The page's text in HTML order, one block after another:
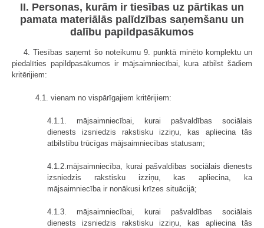
II. Personas, kurām ir tiesības uz pārtikas un
pamata materiālās palīdzības saņemšanu un
dalību papildpasākumos
4. Tiesības saņemt šo noteikumu 9. punktā minēto komplektu un
piedalīties papildpasākumos ir mājsaimniecībai, kura atbilst šādiem
kritērijiem:
4.1. vienam no vispārīgajiem kritērijiem:
4.1.1. mājsaimniecībai, kurai pašvaldības sociālais
dienests izsniedzis rakstisku izziņu, kas apliecina tās
atbilstību trūcīgas mājsaimniecības statusam;
4.1.2.mājsaimniecība, kurai pašvaldības sociālais dienests
izsniedzis rakstisku izziņu, kas apliecina, ka
mājsaimniecība ir nonākusi krīzes situācijā;
4.1.3. mājsaimniecībai, kurai pašvaldības sociālais
dienests izsniedzis rakstisku izziņu, kas apliecina tās